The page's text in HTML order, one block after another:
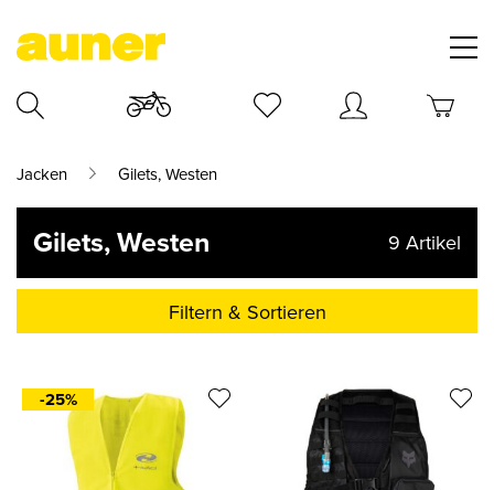
Jacken Gilets, Westen
Gilets, Westen 9 Artikel
Filtern & Sortieren
-25%